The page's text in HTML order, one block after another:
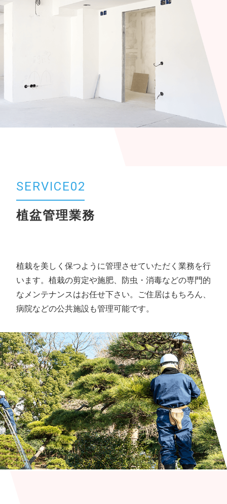
SERVICE02
植盆管理業務
植栽を美しく保つように管理させていただく業務を行
います。植栽の剪定や施肥、防虫・消毒などの専門的
なメンテナンスはお任せ下さい。ご住居はもちろん、
病院などの公共施設も管理可能です。